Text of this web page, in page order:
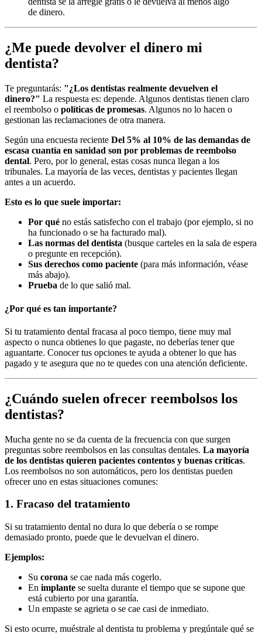
de dinero.
¿Me puede devolver el dinero mi
dentista?
Te preguntarás: "¿Los dentistas realmente devuelven el
dinero?" La respuesta es: depende. Algunos dentistas tienen claro
el reembolso o políticas de promesas. Algunos no lo hacen o
gestionan las reclamaciones de otra manera.
Según una encuesta reciente Del 5% al 10% de las demandas de
escasa cuantía en sanidad son por problemas de reembolso
dental. Pero, por lo general, estas cosas nunca llegan a los
tribunales. La mayoría de las veces, dentistas y pacientes llegan
antes a un acuerdo.
Esto es lo que suele importar:
Por qué no estás satisfecho con el trabajo (por ejemplo, si no
ha funcionado o se ha facturado mal).
Las normas del dentista (busque carteles en la sala de espera
o pregunte en recepción).
Sus derechos como paciente (para más información, véase
más abajo).
Prueba de lo que salió mal.
¿Por qué es tan importante?
Si tu tratamiento dental fracasa al poco tiempo, tiene muy mal
aspecto o nunca obtienes lo que pagaste, no deberías tener que
aguantarte. Conocer tus opciones te ayuda a obtener lo que has
pagado y te asegura que no te quedes con una atención deficiente.
¿Cuándo suelen ofrecer reembolsos los
dentistas?
Mucha gente no se da cuenta de la frecuencia con que surgen
preguntas sobre reembolsos en las consultas dentales. La mayoría
de los dentistas quieren pacientes contentos y buenas críticas.
Los reembolsos no son automáticos, pero los dentistas pueden
ofrecer uno en estas situaciones comunes:
1. Fracaso del tratamiento
Si su tratamiento dental no dura lo que debería o se rompe
demasiado pronto, puede que le devuelvan el dinero.
Ejemplos:
Su corona se cae nada más cogerlo.
En implante se suelta durante el tiempo que se supone que
está cubierto por una garantía.
Un empaste se agrieta o se cae casi de inmediato.
Si esto ocurre, muéstrale al dentista tu problema y pregúntale qué se